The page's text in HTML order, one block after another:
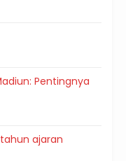
Pentingnya
ajaran